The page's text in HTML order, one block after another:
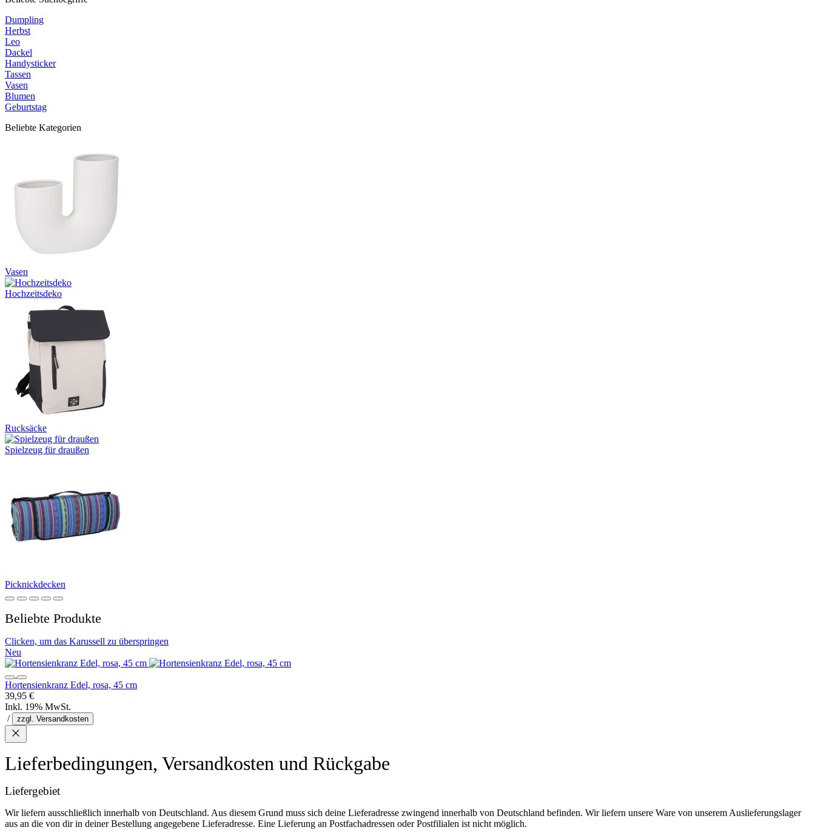
Dumpling
Herbst
Leo
Dackel
Handysticker
Tassen
Vasen
Blumen
Geburtstag
Beliebte Kategorien
Vasen
Hochzeitsdeko
Rucksäcke
Spielzeug für draußen
Picknickdecken
Beliebte Produkte
Clicken, um das Karussell zu überspringen
Neu
Hortensienkranz Edel, rosa, 45 cm
39,95 €
Inkl. 19% MwSt.
/
zzgl. Versandkosten
Lieferbedingungen, Versandkosten und Rückgabe
Liefergebiet
Wir liefern ausschließlich innerhalb von Deutschland. Aus diesem Grund muss sich deine Lieferadresse zwingend innerhalb von Deutschland befinden. Wir liefern unsere Ware von unserem Auslieferungslager
aus an die von dir in deiner Bestellung angegebene Lieferadresse. Eine Lieferung an Postfachadressen oder Postfilialen ist nicht möglich.